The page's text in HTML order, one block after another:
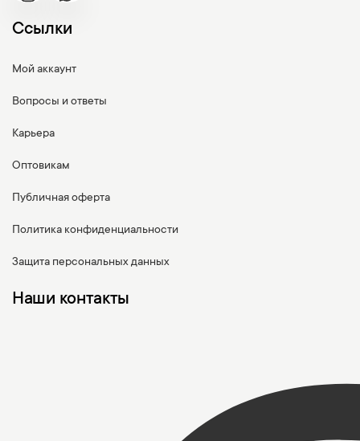
Ссылки
Мой аккаунт
Вопросы и ответы
Карьера
Оптовикам
Публичная оферта
Политика конфиденциальности
Защита персональных данных
Наши контакты